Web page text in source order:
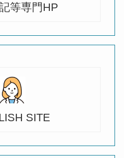
等専門HP
SITE